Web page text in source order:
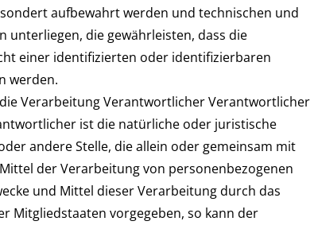
aufbewahrt werden und technischen und
unterliegen, die gewährleisten, dass die
einer identifizierten oder identifizierbaren
werden.
Verarbeitung Verantwortlicher Verantwortlicher
ist die natürliche oder juristische
andere Stelle, die allein oder gemeinsam mit
der Verarbeitung von personenbezogenen
und Mittel dieser Verarbeitung durch das
Mitgliedstaaten vorgegeben, so kann der